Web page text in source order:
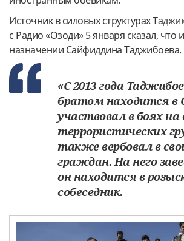
Источник в силовых структурах
с Радио «Озоди» 5 января сказал, что
назначении Сайфиддина Таджибоева.
«С 2013 года
братом находится в
участвовал в боях на
террористических
также вербовал в
граждан. На него
он находится в
собеседник.